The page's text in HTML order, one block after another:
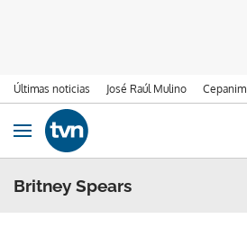
Últimas noticias José Raúl Mulino Cepanim
Ir al contenido
Obrir navegació
Britney Spears